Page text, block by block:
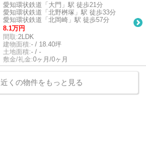
愛知環状鉄道「大門」駅 徒歩21分
愛知環状鉄道「北野桝塚」駅 徒歩33分
愛知環状鉄道「北岡崎」駅 徒歩57分
8.1万円
間取:2LDK
建物面積:- / 18.40坪
土地面積:- / -
敷金/礼金:0ヶ月/0ヶ月
近くの物件をもっと見る